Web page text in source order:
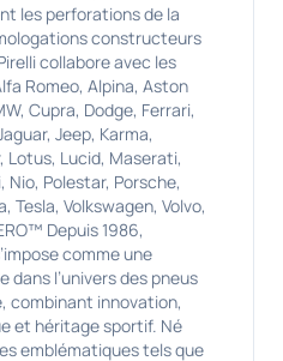
les perforations de la
constructeurs
collabore avec les
Romeo, Alpina, Aston
Cupra, Dodge, Ferrari,
Jeep, Karma,
Lotus, Lucid, Maserati,
Polestar, Porsche,
Tesla, Volkswagen, Volvo,
Depuis 1986,
comme une
l’univers des pneus
combinant innovation,
et héritage sportif. Né
emblématiques tels que